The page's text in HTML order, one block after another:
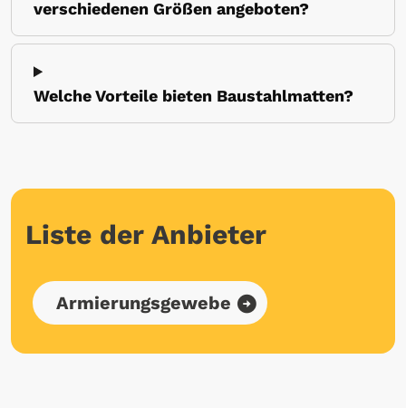
verschiedenen Größen angeboten?
Welche Vorteile bieten Baustahlmatten?
Liste der Anbieter
Armierungsgewebe